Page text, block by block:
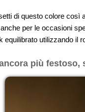
di questo colore
per le occasioni
equilibrato utilizzando il
più